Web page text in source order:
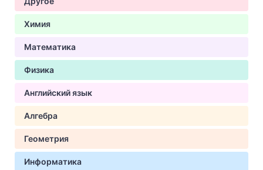
Химия
Математика
Физика
Английский язык
Алгебра
Геометрия
Информатика